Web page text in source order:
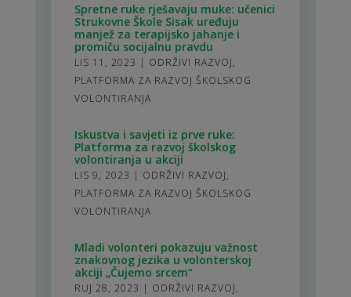
Spretne ruke rješavaju muke: učenici
Strukovne Škole Sisak uređuju
manjež za terapijsko jahanje i
promiču socijalnu pravdu
LIS 11, 2023 | ODRŽIVI RAZVOJ,
PLATFORMA ZA RAZVOJ ŠKOLSKOG
VOLONTIRANJA
Iskustva i savjeti iz prve ruke:
Platforma za razvoj školskog
volontiranja u akciji
LIS 9, 2023 | ODRŽIVI RAZVOJ,
PLATFORMA ZA RAZVOJ ŠKOLSKOG
VOLONTIRANJA
Mladi volonteri pokazuju važnost
znakovnog jezika u volonterskoj
akciji „Čujemo srcem“
RUJ 28, 2023 | ODRŽIVI RAZVOJ,